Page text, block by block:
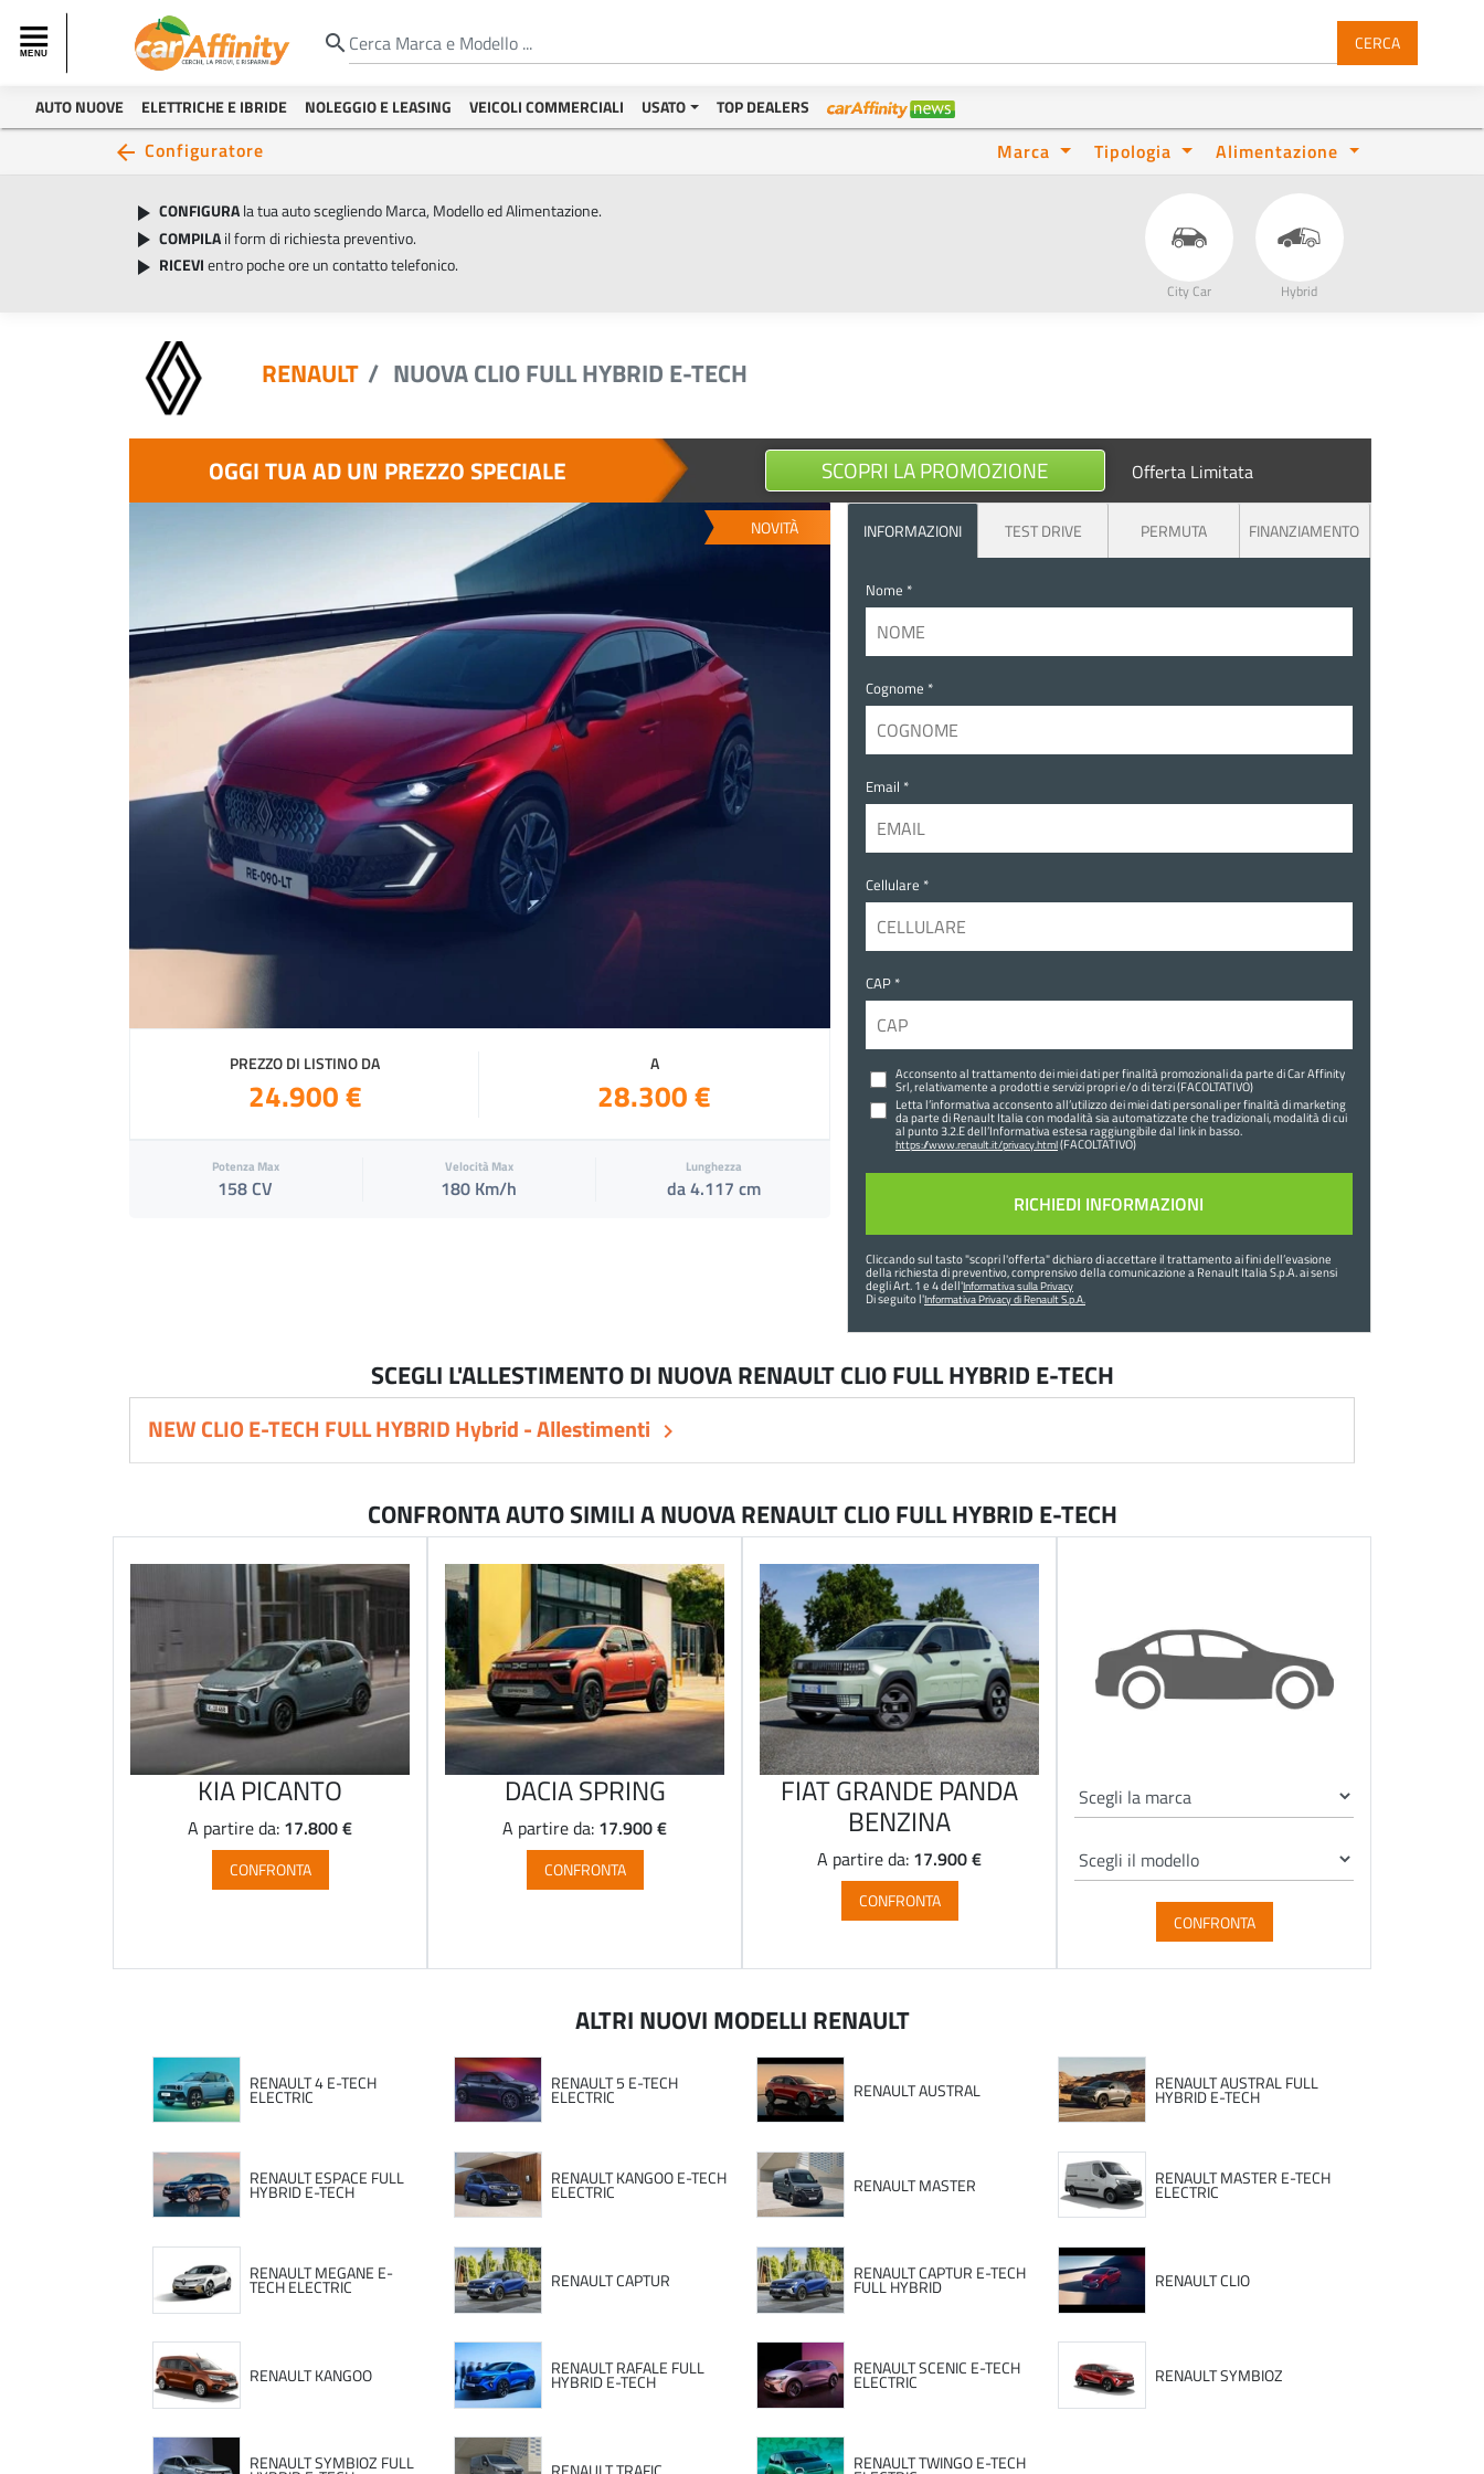
search CERCA
AUTO NUOVE ELETTRICHE E IBRIDE NOLEGGIO E LEASING VEICOLI COMMERCIALI USATO TOP DEALERS
arrow_back Configuratore Marca Tipologia Alimentazione
play_arrow CONFIGURA la tua auto scegliendo Marca, Modello ed Alimentazione.
play_arrow COMPILA il form di richiesta preventivo.
play_arrow RICEVI entro poche ore un contatto telefonico.
City Car Hybrid
RENAULT NUOVA CLIO FULL HYBRID E-TECH
OGGI TUA AD UN PREZZO SPECIALE SCOPRI LA PROMOZIONE Offerta Limitata
NOVITÀ
PREZZO DI LISTINO DA
24.900 €
A
28.300 €
Potenza Max
158 CV
Velocità Max
180 Km/h
Lunghezza
da 4.117 cm
INFORMAZIONI TEST DRIVE PERMUTA FINANZIAMENTO
Nome *
Cognome *
Email *
Cellulare *
CAP *
Acconsento al trattamento dei miei dati per finalità promozionali da parte di Car Affinity
Srl, relativamente a prodotti e servizi propri e/o di terzi (FACOLTATIVO)
Letta l’informativa acconsento all’utilizzo dei miei dati personali per finalità di marketing
da parte di Renault Italia con modalità sia automatizzate che tradizionali, modalità di cui
al punto 3.2.E dell’Informativa estesa raggiungibile dal link in basso.
https://www.renault.it/privacy.html(FACOLTATIVO)
Cliccando sul tasto "scopri l'offerta" dichiaro di accettare il trattamento ai fini dell’evasione
della richiesta di preventivo, comprensivo della comunicazione a Renault Italia S.p.A. ai sensi
degli Art. 1 e 4 dell'Informativa sulla Privacy
Di seguito l'Informativa Privacy di Renault S.p.A.
SCEGLI L'ALLESTIMENTO DI NUOVA RENAULT CLIO FULL HYBRID E-TECH
NEW CLIO E-TECH FULL HYBRID Hybrid - Allestimenti keyboard_arrow_right
CONFRONTA AUTO SIMILI A NUOVA RENAULT CLIO FULL HYBRID E-TECH
KIA PICANTO
A partire da: 17.800 €
CONFRONTA
DACIA SPRING
A partire da: 17.900 €
CONFRONTA
FIAT GRANDE PANDA
BENZINA
A partire da: 17.900 €
CONFRONTA
CONFRONTA
ALTRI NUOVI MODELLI RENAULT
RENAULT 4 E-TECH
ELECTRIC
RENAULT 5 E-TECH
ELECTRIC RENAULT AUSTRAL RENAULT AUSTRAL FULL
HYBRID E-TECH
RENAULT ESPACE FULL
HYBRID E-TECH
RENAULT KANGOO E-TECH
ELECTRIC RENAULT MASTER RENAULT MASTER E-TECH
ELECTRIC
RENAULT MEGANE E-
TECH ELECTRIC RENAULT CAPTUR RENAULT CAPTUR E-TECH
FULL HYBRID RENAULT CLIO
RENAULT KANGOO RENAULT RAFALE FULL
HYBRID E-TECH
RENAULT SCENIC E-TECH
ELECTRIC RENAULT SYMBIOZ
RENAULT SYMBIOZ FULL RENAULT TWINGO E-TECH